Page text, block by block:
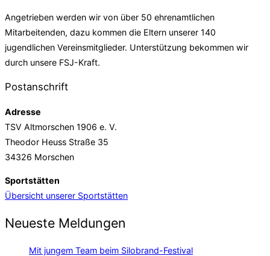
Angetrieben werden wir von über 50 ehrenamtlichen
Mitarbeitenden, dazu kommen die Eltern unserer 140
jugendlichen Vereinsmitglieder. Unterstützung bekommen wir
durch unsere FSJ-Kraft.
Postanschrift
Adresse
TSV Altmorschen 1906 e. V.
Theodor Heuss Straße 35
34326 Morschen
Sportstätten
Übersicht unserer Sportstätten
Neueste Meldungen
Mit jungem Team beim Silobrand-Festival